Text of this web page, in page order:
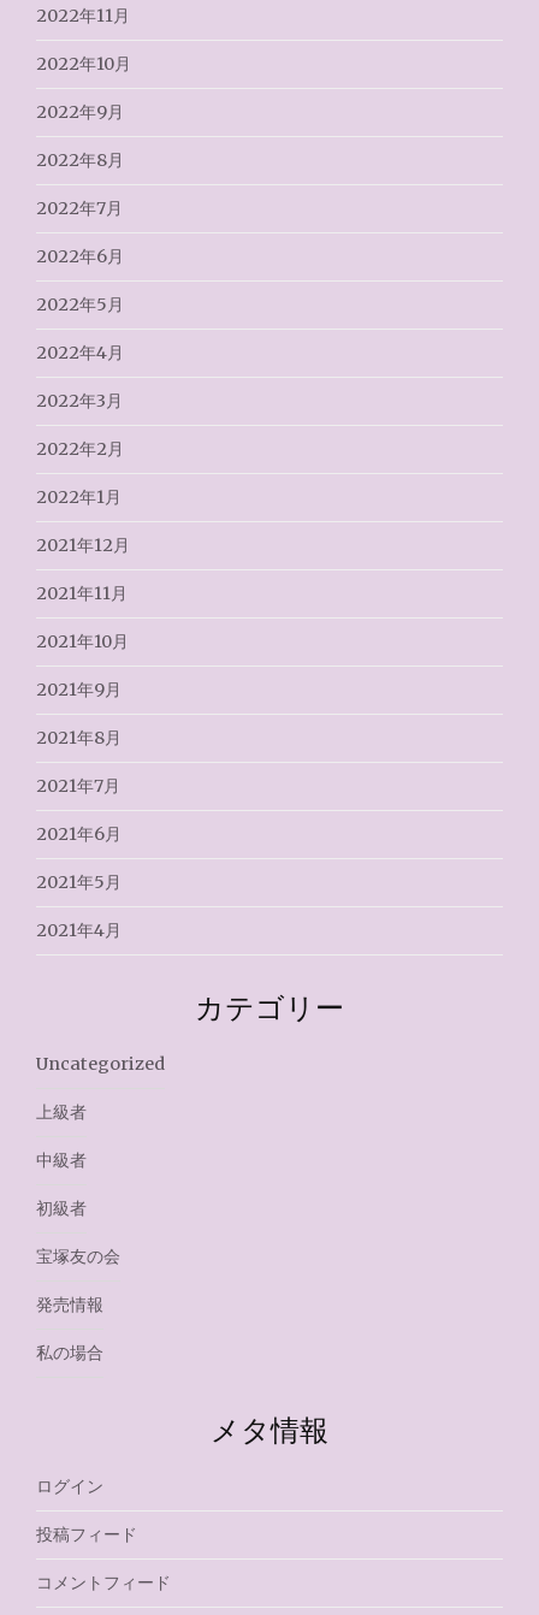
2022年11月
2022年10月
2022年9月
2022年8月
2022年7月
2022年6月
2022年5月
2022年4月
2022年3月
2022年2月
2022年1月
2021年12月
2021年11月
2021年10月
2021年9月
2021年8月
2021年7月
2021年6月
2021年5月
2021年4月
カテゴリー
Uncategorized
上級者
中級者
初級者
宝塚友の会
発売情報
私の場合
メタ情報
ログイン
投稿フィード
コメントフィード